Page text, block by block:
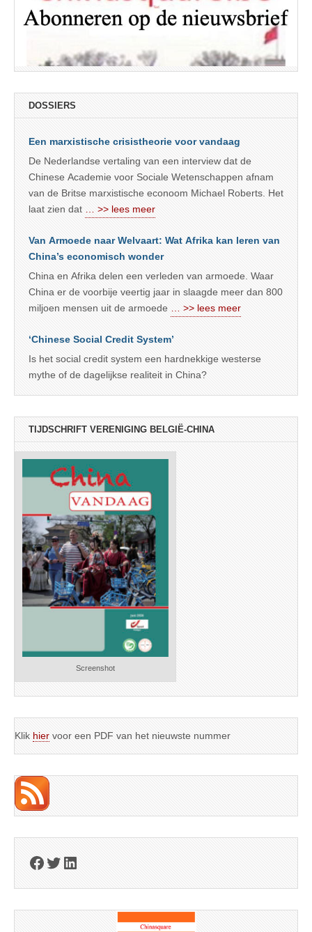
DOSSIERS
Een marxistische crisistheorie voor vandaag
De Nederlandse vertaling van een interview dat de
Chinese Academie voor Sociale Wetenschappen afnam
van de Britse marxistische econoom Michael Roberts. Het
laat zien dat
… >> lees meer
Van Armoede naar Welvaart: Wat Afrika kan leren van
China’s economisch wonder
China en Afrika delen een verleden van armoede. Waar
China er de voorbije veertig jaar in slaagde meer dan 800
miljoen mensen uit de armoede
… >> lees meer
‘Chinese Social Credit System’
Is het social credit system een hardnekkige westerse
mythe of de dagelijkse realiteit in China?
TIJDSCHRIFT VERENIGING BELGIË-CHINA
Screenshot
Klik hier voor een PDF van het nieuwste nummer
Facebook
Twitter
LinkedIn